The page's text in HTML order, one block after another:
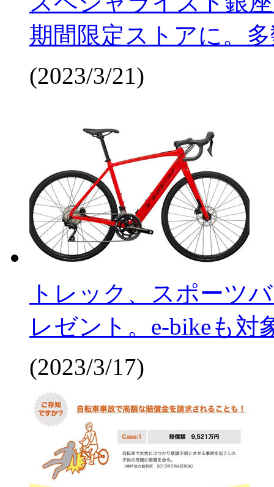
期間限定ストアに。
(2023/3/21)
トレック、スポーツ
レゼント。e-bikeも対
(2023/3/17)